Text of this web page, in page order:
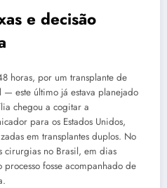
e decisão
horas, por um transplante de
este último já estava planejado
chegou a cogitar a
para os Estados Unidos,
em transplantes duplos. No
cirurgias no Brasil, em dias
fosse acompanhado de